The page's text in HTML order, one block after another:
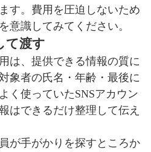
す。費用を圧迫しないため
意識してみてください。
て渡す
は、提供できる情報の質に
象者の氏名・年齢・最後に
く使っていたSNSアカウン
はできるだけ整理して伝え
が手がかりを探すところか